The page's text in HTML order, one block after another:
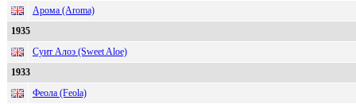
Арома (Aroma)
1935
Суит Алоэ (Sweet Aloe)
1933
Феола (Feola)